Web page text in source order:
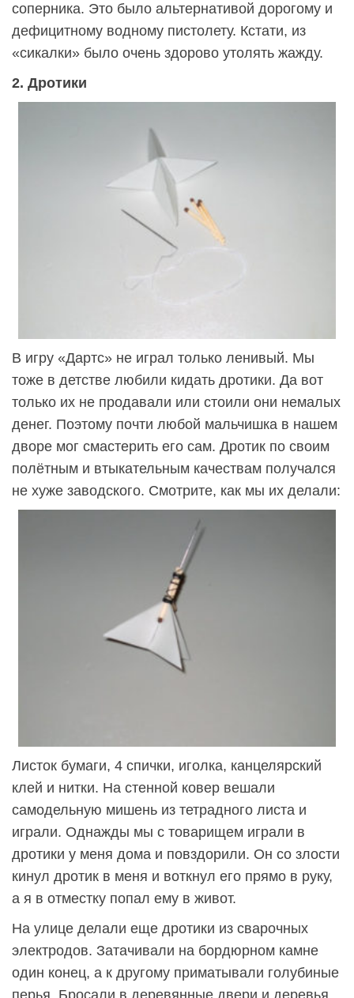
соперника. Это было альтернативой дорогому и
дефицитному водному пистолету. Кстати, из
«сикалки» было очень здорово утолять жажду.
2. Дротики
В игру «Дартс» не играл только ленивый. Мы
тоже в детстве любили кидать дротики. Да вот
только их не продавали или стоили они немалых
денег. Поэтому почти любой мальчишка в нашем
дворе мог смастерить его сам. Дротик по своим
полётным и втыкательным качествам получался
не хуже заводского. Смотрите, как мы их делали:
Листок бумаги, 4 спички, иголка, канцелярский
клей и нитки. На стенной ковер вешали
самодельную мишень из тетрадного листа и
играли. Однажды мы с товарищем играли в
дротики у меня дома и повздорили. Он со злости
кинул дротик в меня и воткнул его прямо в руку,
а я в отместку попал ему в живот.
На улице делали еще дротики из сварочных
электродов. Затачивали на бордюрном камне
один конец, а к другому приматывали голубиные
перья. Бросали в деревянные двери и деревья.